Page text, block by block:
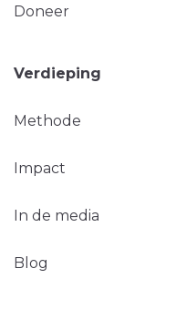
Doneer
Verdieping
Methode
Impact
In de media
Blog